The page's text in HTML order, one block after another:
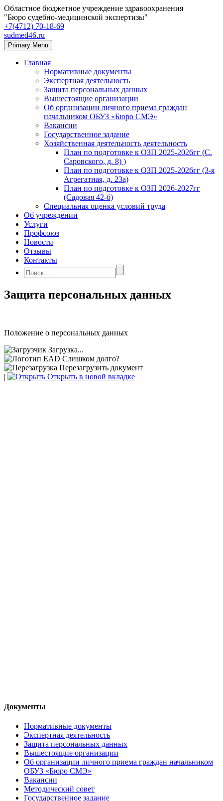
Областное бюджетное учреждение здравоохранения
"Бюро судебно-медицинской экспертизы"
+7(4712) 70‑18‑69
sudmed46.ru
Primary Menu
Главная
Нормативные документы
Экспертная деятельность
Защита персональных данных
Вышестоящие организации
Об организации личного приема граждан
начальником ОБУЗ «Бюро СМЭ»
Вакансии
Государственное задание
Хозяйственная деятельность деятельность
План по подготовке к ОЗП 2025-2026гг (С.
Саровского, д. 8) )
План по подготовке к ОЗП 2025-2026гг (3-я
Агрегатная, д. 23а)
План по подготовке к ОЗП 2026-2027гг
(Садовая 42-б)
Специальная оценка условий труда
Об учреждении
Услуги
Профсоюз
Новости
Отзывы
Контакты
Защита персональных данных
Положение о персональных данных
Загрузка...
Слишком долго?
Перезагрузить документ
|
Открыть в новой вкладке
Документы
Нормативные документы
Экспертная деятельность
Защита персональных данных
Вышестоящие организации
Об организации личного приема граждан начальником
ОБУЗ «Бюро СМЭ»
Вакансии
Методический совет
Государственное задание